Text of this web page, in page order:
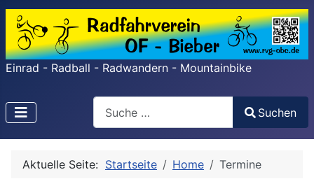
Einrad - Radball - Radwandern - Mountainbike
Search
Type 2 or more characters for results.
Suchen
Aktuelle Seite: Startseite Home Termine